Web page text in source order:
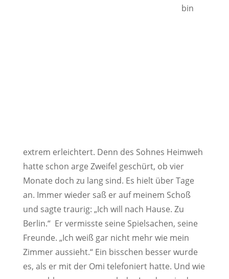
bin
extrem erleichtert. Denn des Sohnes Heimweh
hatte schon arge Zweifel geschürt, ob vier
Monate doch zu lang sind. Es hielt über Tage
an. Immer wieder saß er auf meinem Schoß
und sagte traurig: „Ich will nach Hause. Zu
Berlin.“ Er vermisste seine Spielsachen, seine
Freunde. „Ich weiß gar nicht mehr wie mein
Zimmer aussieht.“ Ein bisschen besser wurde
es, als er mit der Omi telefoniert hatte. Und wie